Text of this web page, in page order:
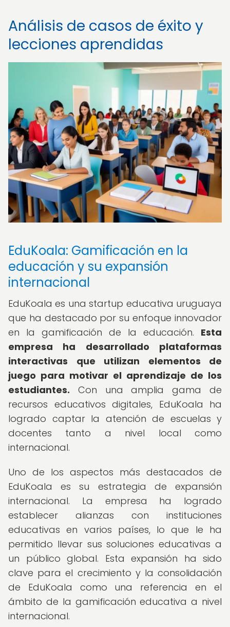
Análisis de casos de éxito y
lecciones aprendidas
EduKoala: Gamificación en la
educación y su expansión
internacional
EduKoala es una startup educativa uruguaya
que ha destacado por su enfoque innovador
en la gamificación de la educación. Esta
empresa ha desarrollado plataformas
interactivas que utilizan elementos de
juego para motivar el aprendizaje de los
estudiantes. Con una amplia gama de
recursos educativos digitales, EduKoala ha
logrado captar la atención de escuelas y
docentes tanto a nivel local como
internacional.
Uno de los aspectos más destacados de
EduKoala es su estrategia de expansión
internacional. La empresa ha logrado
establecer alianzas con instituciones
educativas en varios países, lo que le ha
permitido llevar sus soluciones educativas a
un público global. Esta expansión ha sido
clave para el crecimiento y la consolidación
de EduKoala como una referencia en el
ámbito de la gamificación educativa a nivel
internacional.